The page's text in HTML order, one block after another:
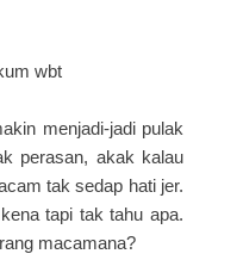
wbt
menjadi-jadi pulak
perasan, akak kalau
tak sedap hati jer.
tapi tak tahu apa.
macamana?